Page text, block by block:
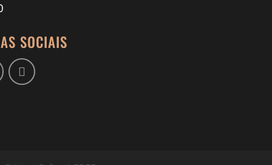
SOCIAIS